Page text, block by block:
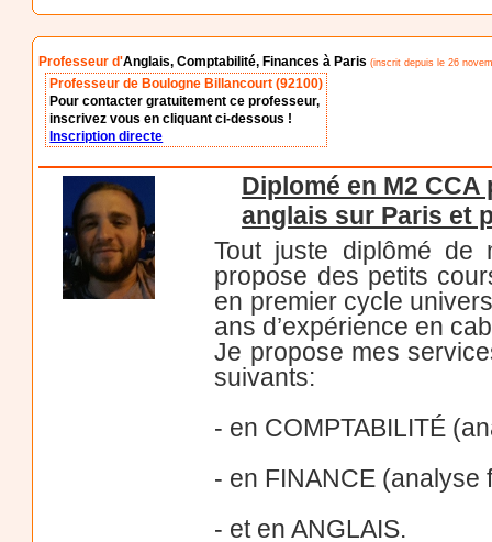
Professeur d'Anglais, Comptabilité, Finances à Paris (inscrit depuis le 26
Professeur de Boulogne Billancourt (92100)
Pour contacter gratuitement ce professeur,
inscrivez vous en cliquant ci-dessous !
Inscription directe
Diplomé en M2
anglais sur Paris et
Tout juste diplômé de
propose des petits
en premier cycle
ans d’expérience en
Je propose mes
suivants:
- en COMPTABILITÉ
- en FINANCE
- et en ANGLAIS.